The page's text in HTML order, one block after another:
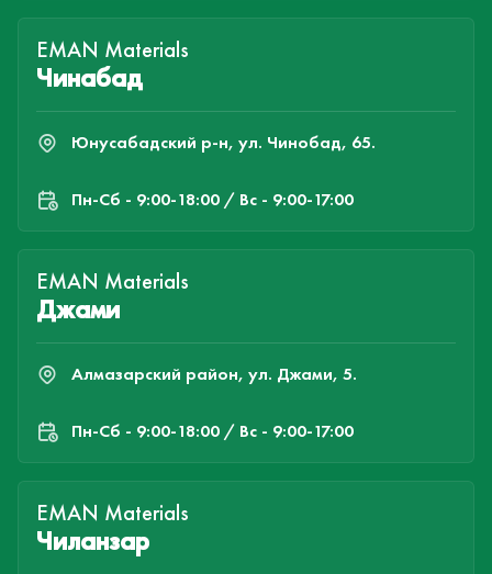
EMAN Materials
Чинабад
Юнусабадский р-н, ул. Чинобад, 65.
Пн-Cб - 9:00-18:00 / Вс - 9:00-17:00
EMAN Materials
Джами
Алмазарский район, ул. Джами, 5.
Пн-Cб - 9:00-18:00 / Вс - 9:00-17:00
EMAN Materials
Чиланзар